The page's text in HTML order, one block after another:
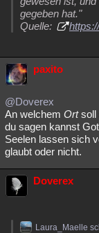
gegeben hat."
Quelle:
paxito
@Doverex
An welchem Ortsoll
du sagen kannst
Seelen lassen sich
glaubt oder nicht.
Doverex
Laura_Maelle